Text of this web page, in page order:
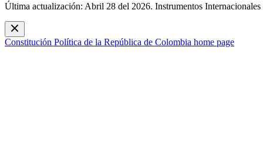
Última actualización: Abril 28 del 2026. Instrumentos Internacionales
Constitución Política de la República de Colombia home page